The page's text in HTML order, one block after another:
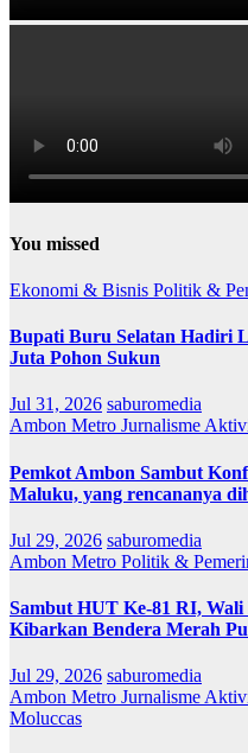
You missed
Ekonomi & Bisnis Politik &
Bupati Buru Selatan Hadiri
Juta Pohon Sukun
Jul 31, 2026 saburomedia
Ambon Metro Jurnalisme
Pemkot Ambon Sambut
Maluku, yang rencananya
Jul 29, 2026 saburomedia
Ambon Metro Politik &
Sambut HUT Ke-81 RI,
Kibarkan Bendera Merah
Jul 29, 2026 saburomedia
Ambon Metro Jurnalisme
Moluccas